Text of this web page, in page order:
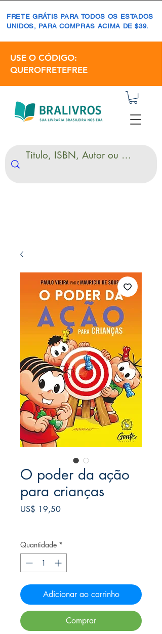
FRETE GRÁTIS PARA TODOS OS ESTADOS
UNIDOS, PARA COMPRAS ACIMA DE $39.
USE O CÓDIGO:
QUEROFRETEFREE
O poder da ação
para crianças
US$ 19,50Preço
Quantidade *
Adicionar ao carrinho
Comprar